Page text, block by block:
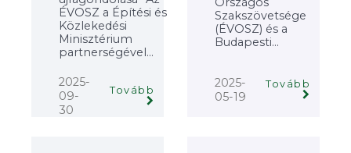
ÉVOSZ a Építési és
Közlekedési
Minisztérium
partnerségével...
2025-
09-
30
Tovább
Szakszövetsége
(ÉVOSZ) és a
Budapesti...
2025-
05-19
Tovább